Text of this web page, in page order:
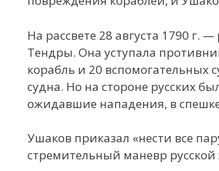
На рассвете 28 августа 1790 г.
Тендры. Она уступала
корабль и 20 вспомогательных
судна. Но на стороне русских
ожидавшие нападения, в
Ушаков приказал «нести все
стремительный маневр русской